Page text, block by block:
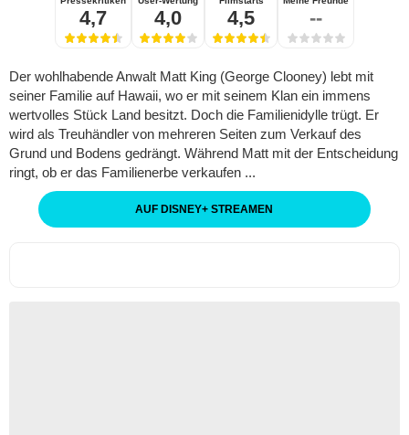
4,7 4,0 4,5 --
Der wohlhabende Anwalt Matt King (George Clooney) lebt mit
seiner Familie auf Hawaii, wo er mit seinem Klan ein immens
wertvolles Stück Land besitzt. Doch die Familienidylle trügt. Er
wird als Treuhändler von mehreren Seiten zum Verkauf des
Grund und Bodens gedrängt. Während Matt mit der Entscheidung
ringt, ob er das Familienerbe verkaufen ...
AUF DISNEY+ STREAMEN